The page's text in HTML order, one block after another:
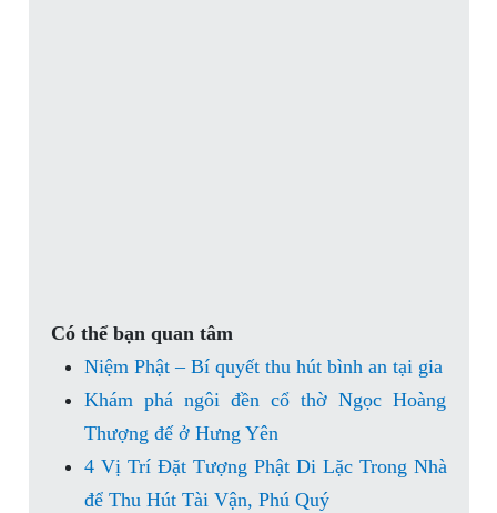
Có thể bạn quan tâm
Niệm Phật – Bí quyết thu hút bình an tại gia
Khám phá ngôi đền cổ thờ Ngọc Hoàng
Thượng đế ở Hưng Yên
4 Vị Trí Đặt Tượng Phật Di Lặc Trong Nhà
để Thu Hút Tài Vận, Phú Quý